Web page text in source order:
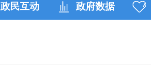
政民互动 政府数据